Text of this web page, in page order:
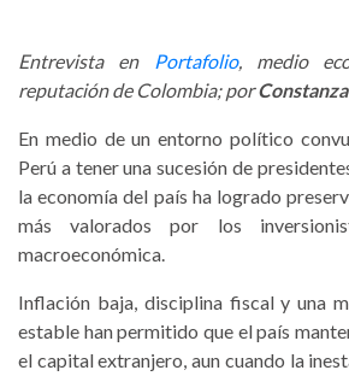
Entrevista en Portafolio, medio
reputación de Colombia; por
En medio de un entorno político
Perú a tener una sucesión de
la economía del país ha logrado
más valorados por los
macroeconómica.
Inflación baja, disciplina fiscal y una
estable han permitido que el país
el capital extranjero, aun cuando la